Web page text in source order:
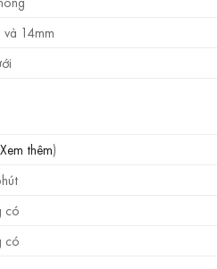
14mm
Xem thêm)
có
có